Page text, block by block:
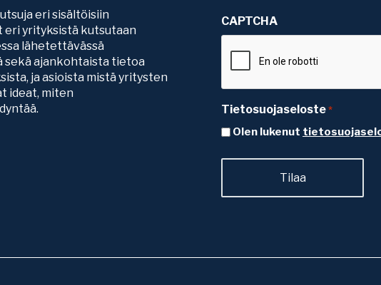
eri sisältöisiin
eri yrityksistä kutsutaan
lähetettävässä
sekä ajankohtaista tietoa
ja asioista mistä yritysten
ideat, miten
CAPTCHA
Tietosuojaseloste *
Olen lukenut